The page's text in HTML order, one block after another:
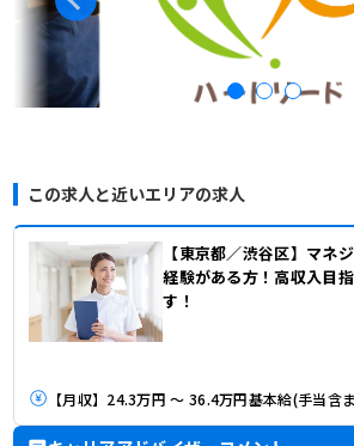
この求人と近いエリアの求人
【東京都／渋谷区】マネ
経験がある方！高収入目
す！